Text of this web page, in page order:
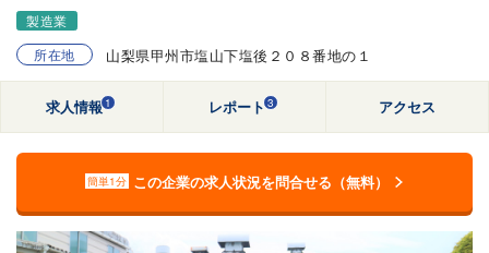
製造業
所在地
山梨県甲州市塩山下塩後２０８番地の１
求人情報1 レポート3 アクセス
簡単1分 この企業の求人状況を問合せる（無料）